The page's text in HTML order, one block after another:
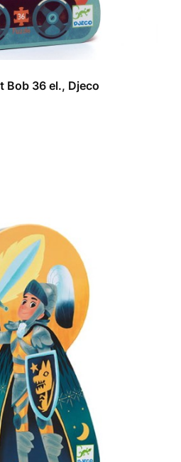
Bob 36 el., Djeco